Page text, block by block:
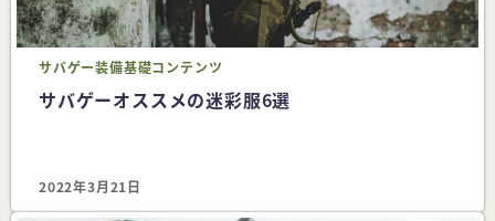
サバゲー装備基礎コンテンツ
サバゲーオススメの迷彩服6選
2022年3月21日